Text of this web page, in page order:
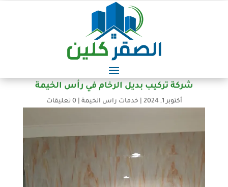
شركة تركيب بديل الرخام في رأس الخيمة
أكتوبر 1, 2024 خدمات راس الخيمة |0 تعليقات